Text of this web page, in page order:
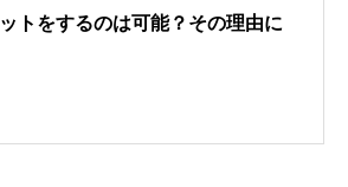
トをするのは可能？その理由に